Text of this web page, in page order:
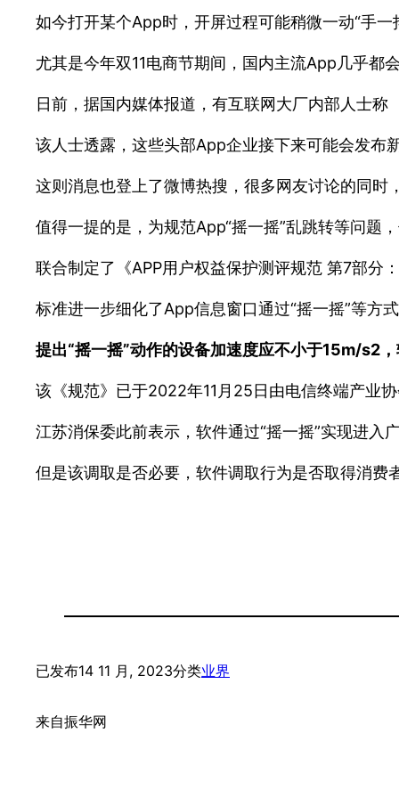
如今打开某个App时，开屏过程可能稍微一动“手
尤其是今年双11电商节期间，国内主流App几乎都
日前，据国内媒体报道，有互联网大厂内部人士称
该人士透露，这些头部App企业接下来可能会发布
这则消息也登上了微博热搜，很多网友讨论的同时
值得一提的是，为规范App“摇一摇”乱跳转等问题
联合制定了《APP用户权益保护测评规范 第7部
标准进一步细化了App信息窗口通过“摇一摇”等方
提出“摇一摇”动作的设备加速度应不小于15m/s2
该《规范》已于2022年11月25日由电信终端产业
江苏消保委此前表示，软件通过“摇一摇”实现进入
但是该调取是否必要，软件调取行为是否取得消
已发布14 11 月, 2023分类业界
来自振华网